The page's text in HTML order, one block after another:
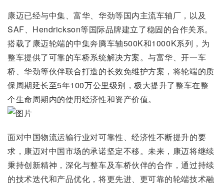
康迈已经与中集、富华、华劲等国内主流车轴厂，以及
SAF、Hendrickson等国际品牌建立了稳固的合作关系。
搭载了康迈轮端的中集奔腾车轴500K和1000K系列，为
整车提供了可靠的车桥系统解决方案。与富华、开一车
桥、华劲等伙伴联合打造的长效免维护方案，将轮端的质
保周期延长至5年100万公里级别，极大提升了整车在整
个生命周期内的使用经济性和资产价值。
面对中国物流运输行业对可靠性、经济性不断提升的要
求，康迈对中国市场的承诺坚定不移。未来，康迈将继续
秉持创新精神，深化与整车及车桥伙伴的合作，通过持续
的技术迭代和产品优化，将更先进、更可靠的轮端技术融